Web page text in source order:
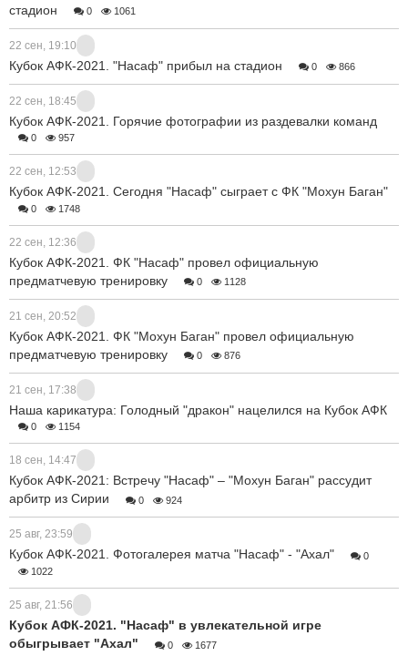
стадион
0 1061
22 сен, 19:10
Кубок АФК-2021. "Насаф" прибыл на стадион 0 866
22 сен, 18:45
Кубок АФК-2021. Горячие фотографии из раздевалки команд
0 957
22 сен, 12:53
Кубок АФК-2021. Сегодня "Насаф" сыграет с ФК "Мохун Баган"
0 1748
22 сен, 12:36
Кубок АФК-2021. ФК "Насаф" провел официальную
предматчевую тренировку
0 1128
21 сен, 20:52
Кубок АФК-2021. ФК "Мохун Баган" провел официальную
предматчевую тренировку
0 876
21 сен, 17:38
Наша карикатура: Голодный "дракон" нацелился на Кубок АФК
0 1154
18 сен, 14:47
Кубок АФК-2021: Встречу "Насаф" – "Мохун Баган" рассудит
арбитр из Сирии
0 924
25 авг, 23:59
Кубок АФК-2021. Фотогалерея матча "Насаф" - "Ахал"
0
1022
25 авг, 21:56
Кубок АФК-2021. "Насаф" в увлекательной игре
обыгрывает "Ахал"
0 1677